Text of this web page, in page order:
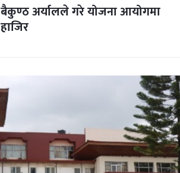
बैकुण्ठ अर्यालले गरे योजना आयोगमा
हाजिर